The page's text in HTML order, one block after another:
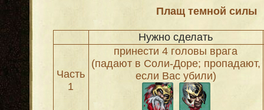
Плащ темной силы
Нужно сделать
Часть
1
принести 4 головы врага
(падают в Соли-Доре; пропадают,
если Вас убили)